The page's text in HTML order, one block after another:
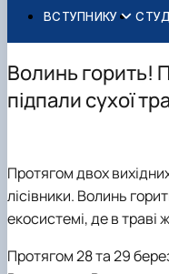
ВСТУПНИКУ
Вступ до НУБіП
Приймальна
Правила прийому
Для осіб з
Для іноземців /
Військова освіта
Навчання
Додаткова освіта
Позанавчальна
Студентське
Освітній процес
Міжнародна
Довідкова
Профспілкова
Наукова
Аспіранту /
Захисти
Законодавче та
Наукові видання
Наука для бізнесу
Управління і
Загальна
Офіційні
Стратегія
Офіційна
Антикорупційні
Гендерна
Волинь горить!
підпали сухої
Протягом двох
лісівники. Волинь
екосистемі, де в траві
Протягом 28 та 29